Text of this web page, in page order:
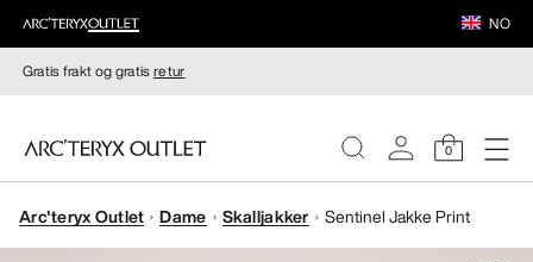
NO
Gratis frakt og gratisretur
0
DAMER
Arc'teryx Outlet Dame Skalljakker Sentinel Jakke Print